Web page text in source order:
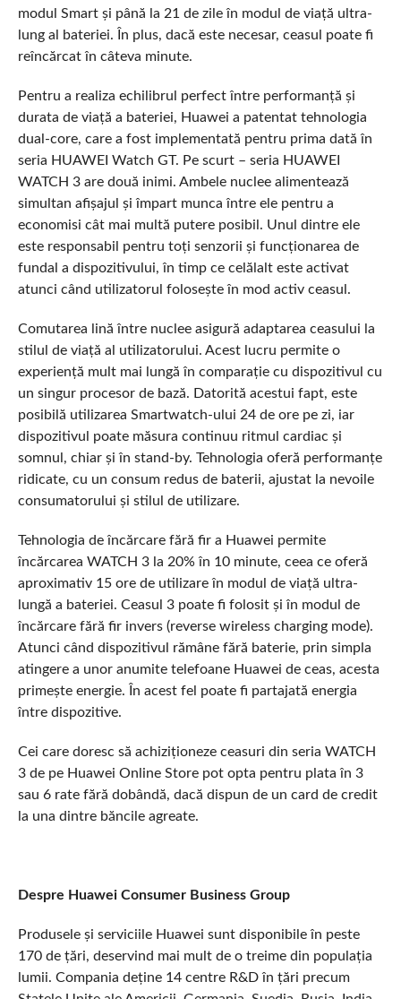
modul Smart și până la 21 de zile în modul de viață ultra-
lung al bateriei. În plus, dacă este necesar, ceasul poate fi
reîncărcat în câteva minute.
Pentru a realiza echilibrul perfect între performanță și
durata de viață a bateriei, Huawei a patentat tehnologia
dual-core, care a fost implementată pentru prima dată în
seria HUAWEI Watch GT. Pe scurt – seria HUAWEI
WATCH 3 are două inimi. Ambele nuclee alimentează
simultan afișajul și împart munca între ele pentru a
economisi cât mai multă putere posibil. Unul dintre ele
este responsabil pentru toți senzorii și funcționarea de
fundal a dispozitivului, în timp ce celălalt este activat
atunci când utilizatorul folosește în mod activ ceasul.
Comutarea lină între nuclee asigură adaptarea ceasului la
stilul de viață al utilizatorului. Acest lucru permite o
experiență mult mai lungă în comparație cu dispozitivul cu
un singur procesor de bază. Datorită acestui fapt, este
posibilă utilizarea Smartwatch-ului 24 de ore pe zi, iar
dispozitivul poate măsura continuu ritmul cardiac și
somnul, chiar și în stand-by. Tehnologia oferă performanțe
ridicate, cu un consum redus de baterii, ajustat la nevoile
consumatorului și stilul de utilizare.
Tehnologia de încărcare fără fir a Huawei permite
încărcarea WATCH 3 la 20% în 10 minute, ceea ce oferă
aproximativ 15 ore de utilizare în modul de viață ultra-
lungă a bateriei. Ceasul 3 poate fi folosit și în modul de
încărcare fără fir invers (reverse wireless charging mode).
Atunci când dispozitivul rămâne fără baterie, prin simpla
atingere a unor anumite telefoane Huawei de ceas, acesta
primește energie. În acest fel poate fi partajată energia
între dispozitive.
Cei care doresc să achiziționeze ceasuri din seria WATCH
3 de pe Huawei Online Store pot opta pentru plata în 3
sau 6 rate fără dobândă, dacă dispun de un card de credit
la una dintre băncile agreate.
Despre Huawei Consumer Business Group
Produsele și serviciile Huawei sunt disponibile în peste
170 de țări, deservind mai mult de o treime din populația
lumii. Compania deține 14 centre R&D în țări precum